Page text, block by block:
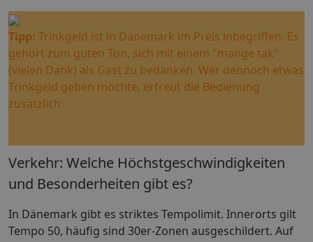
Tipp: Trinkgeld ist in Dänemark im Preis inbegriffen. Es
gehört zum guten Ton, sich mit einem "mange tak"
(vielen Dank) als Gast zu bedanken. Wer dennoch etwas
Trinkgeld geben möchte, erfreut die Bedienung
zusätzlich.
Verkehr: Welche Höchstgeschwindigkeiten
und Besonderheiten gibt es?
In Dänemark gibt es striktes Tempolimit. Innerorts gilt
Tempo 50, häufig sind 30er-Zonen ausgeschildert. Auf